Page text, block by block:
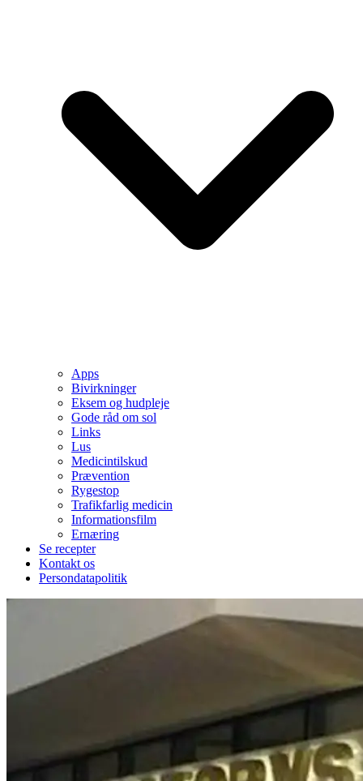
Apps
Bivirkninger
Eksem og hudpleje
Gode råd om sol
Links
Lus
Medicintilskud
Prævention
Rygestop
Trafikfarlig medicin
Informationsfilm
Ernæring
Se recepter
Kontakt os
Persondatapolitik